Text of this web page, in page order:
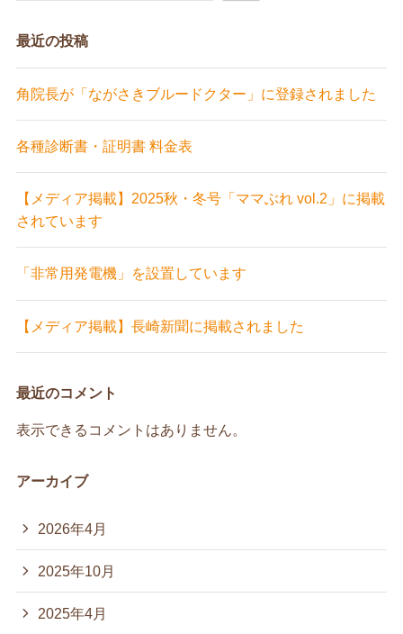
最近の投稿
角院長が「ながさきブルードクター」に登録されました
各種診断書・証明書 料金表
【メディア掲載】2025秋・冬号「ママぶれ vol.2」に掲載
されています
「非常用発電機」を設置しています
【メディア掲載】長崎新聞に掲載されました
最近のコメント
表示できるコメントはありません。
アーカイブ
2026年4月
2025年10月
2025年4月